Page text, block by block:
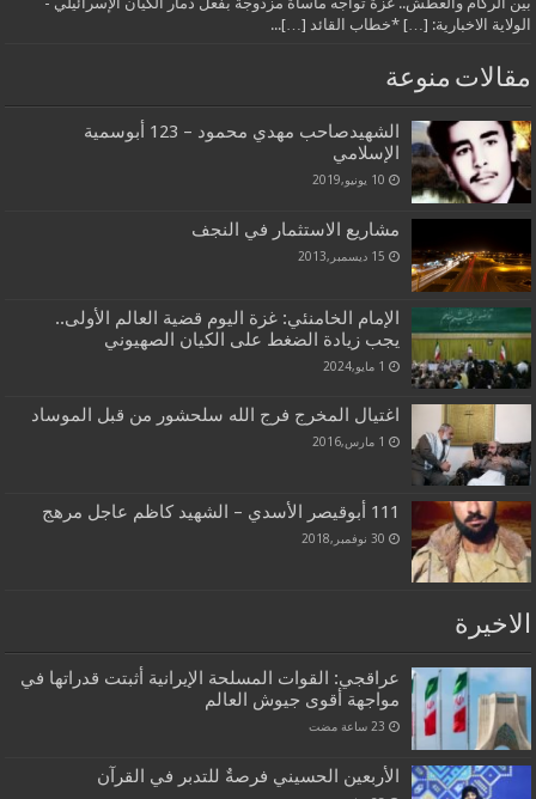
الولاية الاخبارية: […] *خطاب القائد […]...
مقالات منوعة
الشهيدصاحب مهدي محمود – 123 أبوسمية
الإ‌سلا‌مي
10 يونيو,2019
مشاريع الاستثمار في النجف
15 ديسمبر,2013
الإمام الخامنئي: غزة اليوم قضية العالم الأولى..
يجب زيادة الضغط على الكيان الصهيوني
1 مايو,2024
اغتيال المخرج فرج الله سلحشور من قبل الموساد
1 مارس,2016
111 أبوقيصر الأسدي – الشهيد كاظم عاجل مرهج
30 نوفمبر,2018
الاخيرة
عراقجي: القوات المسلحة الإيرانية أثبتت قدراتها في
مواجهة أقوى جيوش العالم
الأربعين الحسيني فرصةٌ للتدبر في القرآن